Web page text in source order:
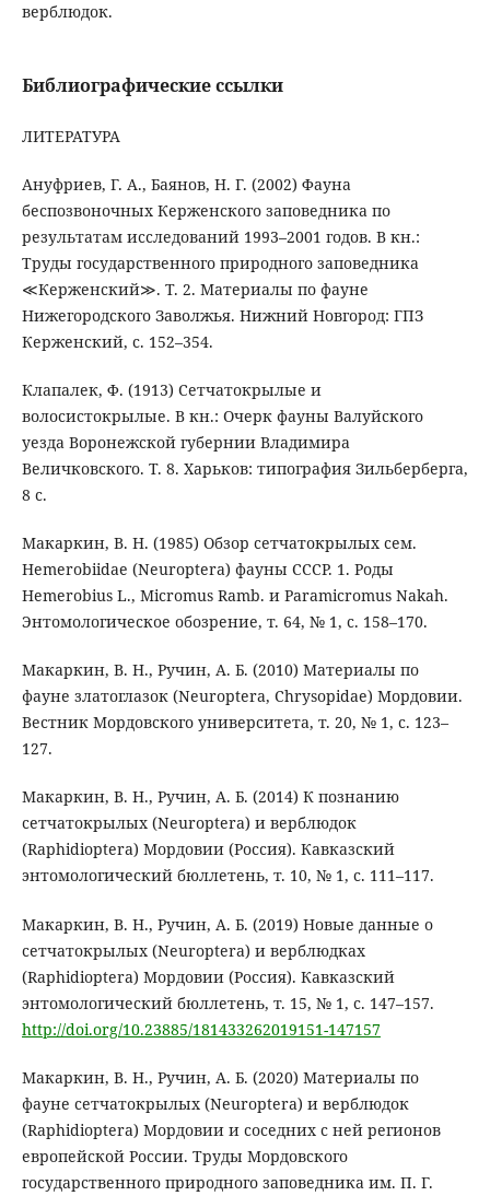
верблюдок.
Библиографические ссылки
ЛИТЕРАТУРА
Ануфриев, Г. А., Баянов, Н. Г. (2002) Фауна
беспозвоночных Керженского заповедника по
результатам исследований 1993–2001 годов. В кн.:
Труды государственного природного заповедника
≪Керженский≫. Т. 2. Материалы по фауне
Нижегородского Заволжья. Нижний Новгород: ГПЗ
Керженский, с. 152–354.
Клапалек, Ф. (1913) Сетчатокрылые и
волосистокрылые. В кн.: Очерк фауны Валуйского
уезда Воронежской губернии Владимира
Величковского. Т. 8. Харьков: типография Зильберберга,
8 с.
Макаркин, В. Н. (1985) Обзор сетчатокрылых сем.
Hemerobiidae (Neuroptera) фауны СССР. 1. Роды
Hemerobius L., Micromus Ramb. и Paramicromus Nakah.
Энтомологическое обозрение, т. 64, № 1, с. 158–170.
Макаркин, В. Н., Ручин, А. Б. (2010) Материалы по
фауне златоглазок (Neuroptera, Chrysopidae) Мордовии.
Вестник Мордовского университета, т. 20, № 1, с. 123–
127.
Макаркин, В. Н., Ручин, А. Б. (2014) К познанию
сетчатокрылых (Neuroptera) и верблюдок
(Raphidioptera) Мордовии (Россия). Кавказский
энтомологический бюллетень, т. 10, № 1, с. 111–117.
Макаркин, В. Н., Ручин, А. Б. (2019) Новые данные о
сетчатокрылых (Neuroptera) и верблюдках
(Raphidioptera) Мордовии (Россия). Кавказский
энтомологический бюллетень, т. 15, № 1, с. 147–157.
http://doi.org/10.23885/181433262019151-147157
Макаркин, В. Н., Ручин, А. Б. (2020) Материалы по
фауне сетчатокрылых (Neuroptera) и верблюдок
(Raphidioptera) Мордовии и соседних с ней регионов
европейской России. Труды Мордовского
государственного природного заповедника им. П. Г.